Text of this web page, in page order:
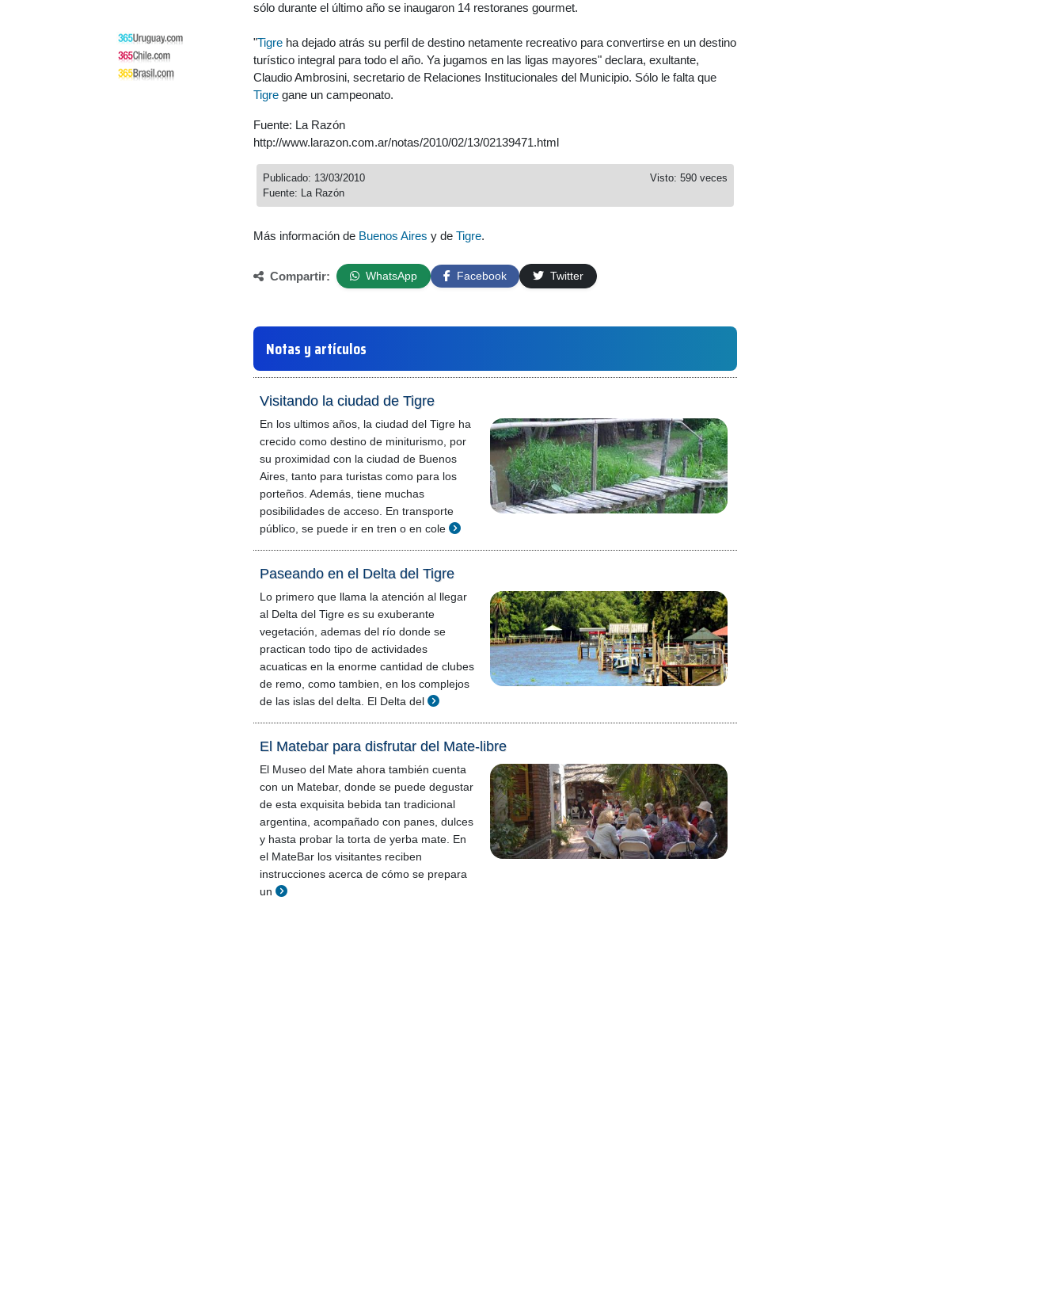
sólo durante el último año se inaugaron 14 restoranes gourmet.
"Tigre ha dejado atrás su perfil de destino netamente recreativo para convertirse en un destino
turístico integral para todo el año. Ya jugamos en las ligas mayores" declara, exultante,
Claudio Ambrosini, secretario de Relaciones Institucionales del Municipio. Sólo le falta que
Tigre gane un campeonato.
Fuente: La Razón
http://www.larazon.com.ar/notas/2010/02/13/02139471.html
Visto: 590 veces
Publicado: 13/03/2010
Fuente: La Razón
Más información de Buenos Aires y de Tigre.
Compartir: WhatsApp Facebook Twitter
Notas y artículos
Visitando la ciudad de Tigre
En los ultimos años, la ciudad del Tigre ha
crecido como destino de miniturismo, por
su proximidad con la ciudad de Buenos
Aires, tanto para turistas como para los
porteños. Además, tiene muchas
posibilidades de acceso. En transporte
público, se puede ir en tren o en cole
Paseando en el Delta del Tigre
Lo primero que llama la atención al llegar
al Delta del Tigre es su exuberante
vegetación, ademas del río donde se
practican todo tipo de actividades
acuaticas en la enorme cantidad de clubes
de remo, como tambien, en los complejos
de las islas del delta. El Delta del
El Matebar para disfrutar del Mate-libre
El Museo del Mate ahora también cuenta
con un Matebar, donde se puede degustar
de esta exquisita bebida tan tradicional
argentina, acompañado con panes, dulces
y hasta probar la torta de yerba mate. En
el MateBar los visitantes reciben
instrucciones acerca de cómo se prepara
un